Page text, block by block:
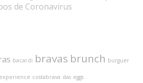
de Coronavirus
bacardi bravas brunch burguer
costabrava das eggs